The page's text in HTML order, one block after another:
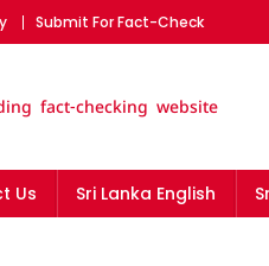
Submit For Fact-Check
Us Sri Lanka English